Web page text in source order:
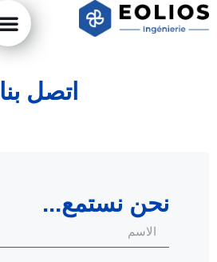
اتصل بنا
نحن نستمع...